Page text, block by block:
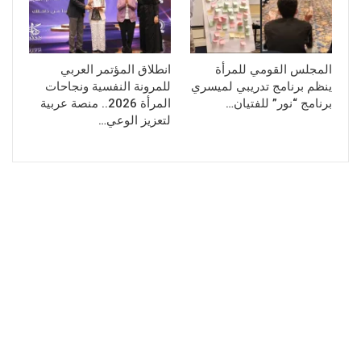
المجلس القومي للمرأة
ينظم برنامج تدريبي لميسري
برنامج “نور” للفتيان…
انطلاق المؤتمر العربي
للمرونة النفسية ونجاحات
المرأة 2026.. منصة عربية
لتعزيز الوعي…